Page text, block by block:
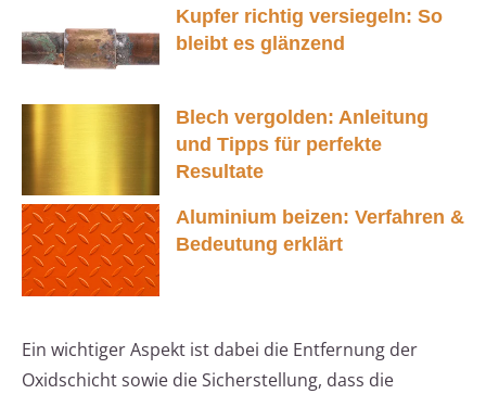
Kupfer richtig versiegeln: So
bleibt es glänzend
Blech vergolden: Anleitung
und Tipps für perfekte
Resultate
Aluminium beizen: Verfahren &
Bedeutung erklärt
Ein wichtiger Aspekt ist dabei die Entfernung der
Oxidschicht sowie die Sicherstellung, dass die